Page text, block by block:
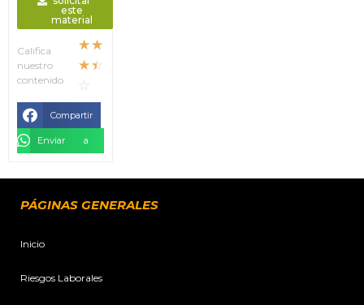
este
material
Califica
nuestro
contenido
☆☆
☆☆
☆
Compartir
Enviar a mis contactos
PÁGINAS GENERALES
Inicio
Riesgos Laborales